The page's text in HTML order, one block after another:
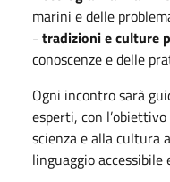
marini e delle
- tradizioni e culture
conoscenze e delle
Ogni incontro sarà
esperti, con
scienza e alla cultura
linguaggio accessibile